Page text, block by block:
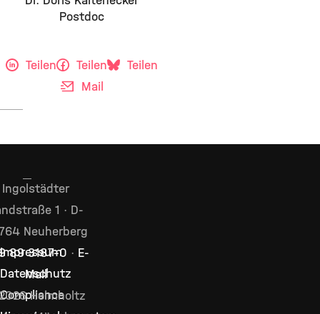
Postdoc
Teilen Teilen
Teilen
Mail
Impressum
Datenschutz
Compliance
Ingolstädter
1 · D-
Neuherberg
89 3187–0 · E-
Mail
Helmholtz